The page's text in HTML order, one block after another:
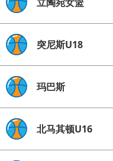
突尼斯U18
玛巴斯
北马其顿U16